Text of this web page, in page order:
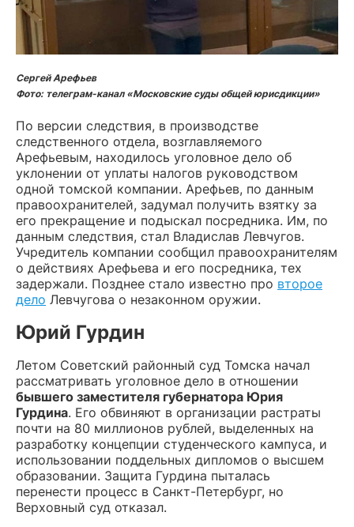
Сергей Арефьев
Фото: телеграм-канал «Московские суды общей юрисдикции»
По версии следствия, в производстве
следственного отдела, возглавляемого
Арефьевым, находилось уголовное дело об
уклонении от уплаты налогов руководством
одной томской компании. Арефьев, по данным
правоохранителей, задумал получить взятку за
его прекращение и подыскал посредника. Им, по
данным следствия, стал Владислав Левчугов.
Учредитель компании сообщил правоохранителям
о действиях Арефьева и его посредника, тех
задержали. Позднее стало известно про второе
дело Левчугова о незаконном оружии.
Юрий Гурдин
Летом Советский районный суд Томска начал
рассматривать уголовное дело в отношении
бывшего заместителя губернатора Юрия
Гурдина. Его обвиняют в организации растраты
почти на 80 миллионов рублей, выделенных на
разработку концепции студенческого кампуса, и
использовании поддельных дипломов о высшем
образовании. Защита Гурдина пыталась
перенести процесс в Санкт-Петербург, но
Верховный суд отказал.